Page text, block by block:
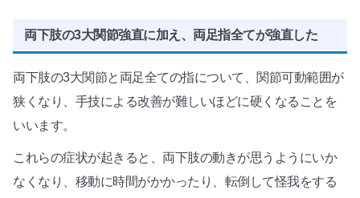
両下肢の3大関節強直に加え、両足指全てが強直した
両下肢の3大関節と両足全ての指について、関節可動範囲が
狭くなり、手技による改善が難しいほどに硬くなることを
いいます。
これらの症状が起きると、両下肢の動きが思うようにいか
なくなり、移動に時間がかかったり、転倒して怪我をする